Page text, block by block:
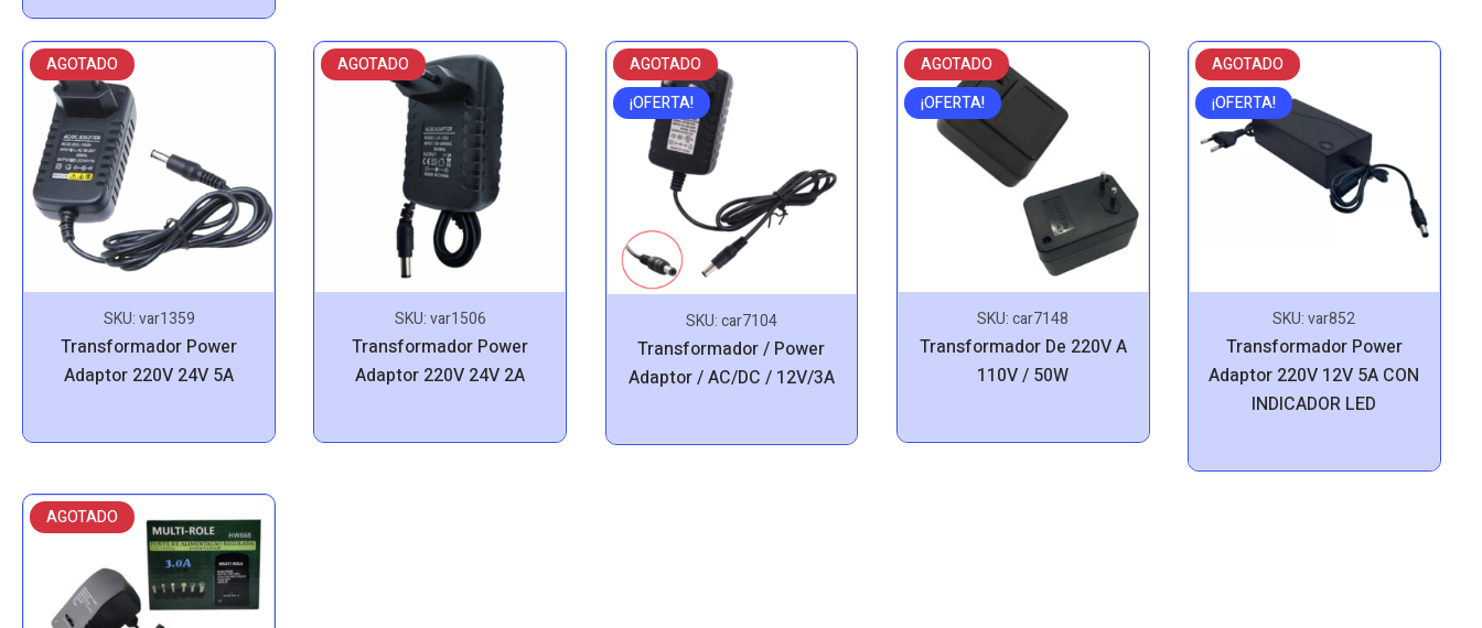
AGOTADO
SKU:var1359
Transformador Power
Adaptor 220V 24V 5A
AGOTADO
SKU:var1506
Transformador Power
Adaptor 220V 24V 2A
AGOTADO
¡OFERTA!
SKU:car7104
Transformador / Power
Adaptor / AC/DC / 12V/3A
AGOTADO
¡OFERTA!
SKU:car7148
Transformador De 220V A
110V / 50W
AGOTADO
¡OFERTA!
SKU:var852
Transformador Power
Adaptor 220V 12V 5A CON
INDICADOR LED
AGOTADO